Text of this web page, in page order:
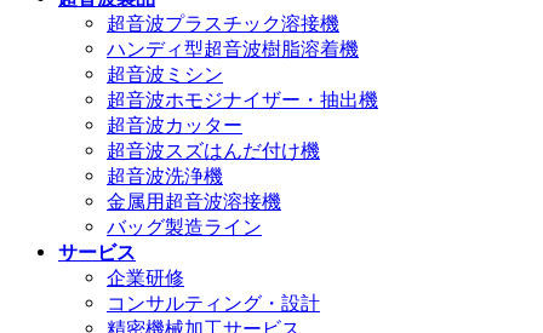
超音波プラスチック溶接機
ハンディ型超音波樹脂溶着機
超音波ミシン
超音波ホモジナイザー・抽出機
超音波カッター
超音波スズはんだ付け機
超音波洗浄機
金属用超音波溶接機
バッグ製造ライン
サービス
企業研修
コンサルティング・設計